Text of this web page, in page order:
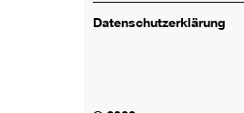
Datenschutzerklärung